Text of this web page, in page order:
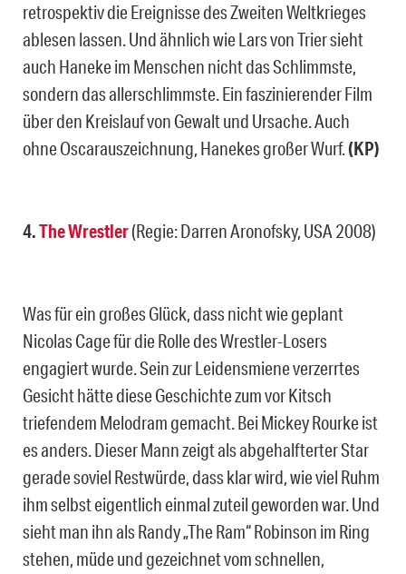
retrospektiv die Ereignisse des Zweiten Weltkrieges
ablesen lassen. Und ähnlich wie Lars von Trier sieht
auch Haneke im Menschen nicht das Schlimmste,
sondern das allerschlimmste. Ein faszinierender Film
über den Kreislauf von Gewalt und Ursache. Auch
ohne Oscarauszeichnung, Hanekes großer Wurf.(KP)
4.The Wrestler(Regie: Darren Aronofsky, USA 2008)
Was für ein großes Glück, dass nicht wie geplant
Nicolas Cage für die Rolle des Wrestler-Losers
engagiert wurde. Sein zur Leidensmiene verzerrtes
Gesicht hätte diese Geschichte zum vor Kitsch
triefendem Melodram gemacht. Bei Mickey Rourke ist
es anders. Dieser Mann zeigt als abgehalfterter Star
gerade soviel Restwürde, dass klar wird, wie viel Ruhm
ihm selbst eigentlich einmal zuteil geworden war. Und
sieht man ihn als Randy „The Ram“ Robinson im Ring
stehen, müde und gezeichnet vom schnellen,